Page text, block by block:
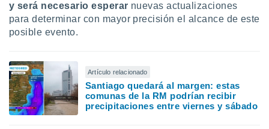
y será necesario esperar nuevas actualizaciones
para determinar con mayor precisión el alcance de este
posible evento.
Artículo relacionado
Santiago quedará al margen: estas
comunas de la RM podrían recibir
precipitaciones entre viernes y sábado